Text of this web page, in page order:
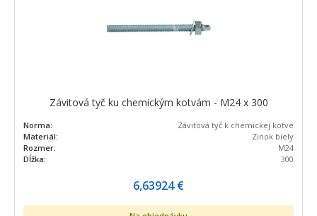
Závitová tyč ku chemickým kotvám - M24 x 300
Norma:
Závitová tyč k chemickej kotve
Materiál:
Zinok biely
Rozmer:
M24
Dĺžka:
300
6,63924€